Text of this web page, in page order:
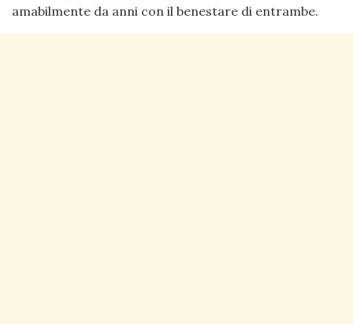
amabilmente da anni con il benestare di entrambe.